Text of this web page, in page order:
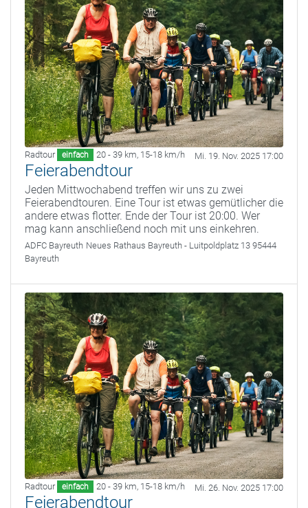
Radtour einfach 20 - 39 km, 15-18 km/h Mi. 19. Nov. 2025 17:00
Feierabendtour
Jeden Mittwochabend treffen wir uns zu zwei
Feierabendtouren. Eine Tour ist etwas gemütlicher die
andere etwas flotter. Ende der Tour ist 20:00. Wer
mag kann anschließend noch mit uns einkehren.
ADFC Bayreuth Neues Rathaus Bayreuth - Luitpoldplatz 13 95444
Bayreuth
Radtour einfach 20 - 39 km, 15-18 km/h Mi. 26. Nov. 2025 17:00
Feierabendtour